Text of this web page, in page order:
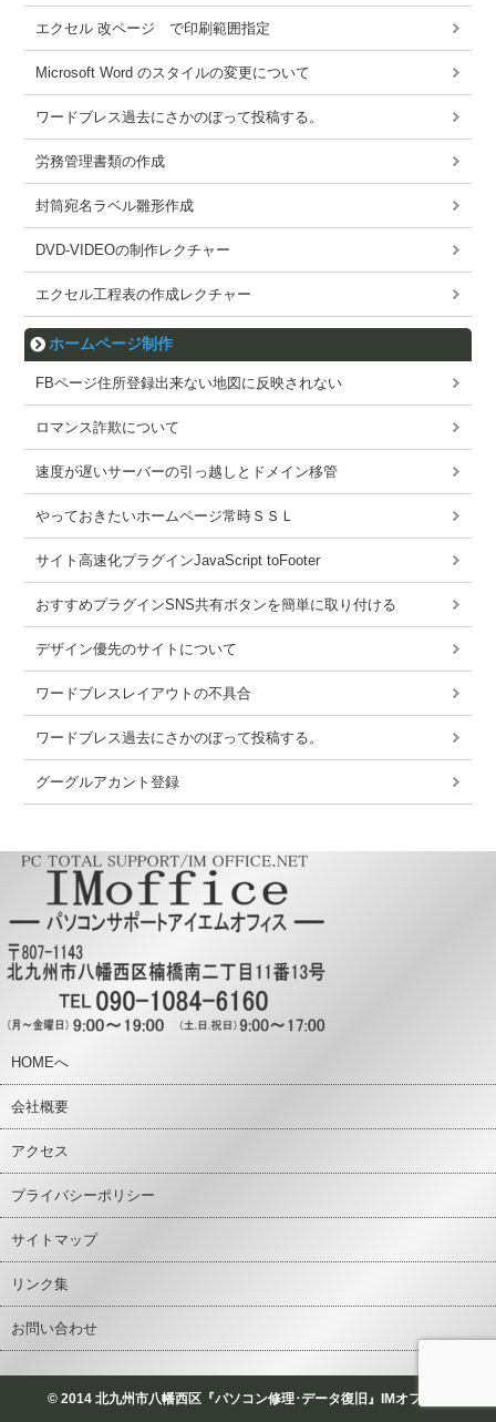
エクセル 改ページ で印刷範囲指定
Microsoft Word のスタイルの変更について
ワードブレス過去にさかのぼって投稿する。
労務管理書類の作成
封筒宛名ラベル雛形作成
DVD-VIDEOの制作レクチャー
エクセル工程表の作成レクチャー
ホームページ制作
FBページ住所登録出来ない地図に反映されない
ロマンス詐欺について
速度が遅いサーバーの引っ越しとドメイン移管
やっておきたいホームページ常時ＳＳＬ
サイト高速化プラグインJavaScript toFooter
おすすめプラグインSNS共有ボタンを簡単に取り付ける
デザイン優先のサイトについて
ワードブレスレイアウトの不具合
ワードブレス過去にさかのぼって投稿する。
グーグルアカント登録
HOMEへ
会社概要
アクセス
プライバシーポリシー
サイトマップ
リンク集
お問い合わせ
© 2014 北九州市八幡西区『パソコン修理･データ復旧』IMオフィス